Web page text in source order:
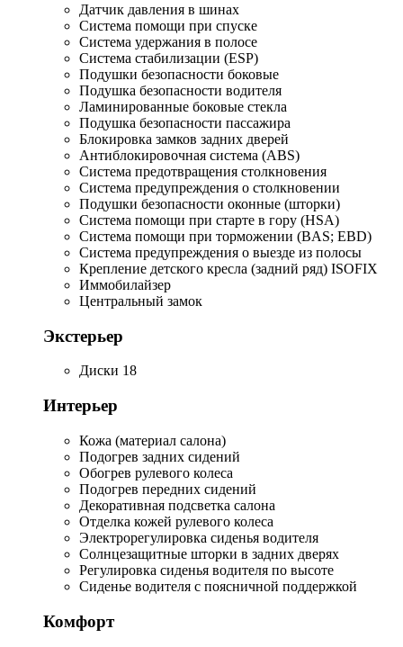
Датчик давления в шинах
Система помощи при спуске
Система удержания в полосе
Система стабилизации (ESP)
Подушки безопасности боковые
Подушка безопасности водителя
Ламинированные боковые стекла
Подушка безопасности пассажира
Блокировка замков задних дверей
Антиблокировочная система (ABS)
Система предотвращения столкновения
Система предупреждения о столкновении
Подушки безопасности оконные (шторки)
Система помощи при старте в гору (HSA)
Система помощи при торможении (BAS; EBD)
Система предупреждения о выезде из полосы
Крепление детского кресла (задний ряд) ISOFIX
Иммобилайзер
Центральный замок
Экстерьер
Диски 18
Интерьер
Кожа (материал салона)
Подогрев задних сидений
Обогрев рулевого колеса
Подогрев передних сидений
Декоративная подсветка салона
Отделка кожей рулевого колеса
Электрорегулировка сиденья водителя
Солнцезащитные шторки в задних дверях
Регулировка сиденья водителя по высоте
Сиденье водителя с поясничной поддержкой
Комфорт